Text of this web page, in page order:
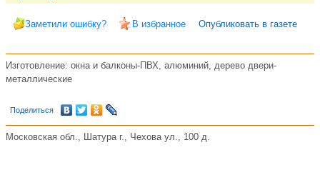
Заметили ошибку? В избранное Опубликовать в газете
Изготовление: окна и балконы-ПВХ, алюминий, дерево двери-
металлические
Поделиться
Московская обл., Шатура г., Чехова ул., 100 д.